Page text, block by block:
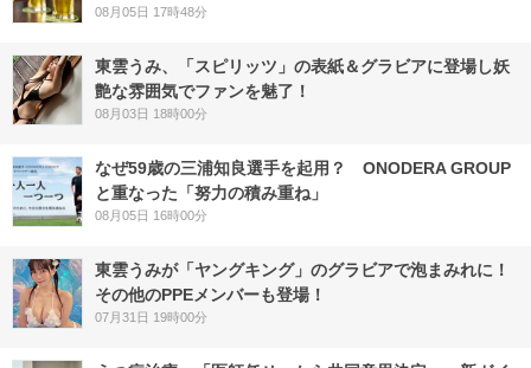
08月05日 17時48分
東雲うみ、「スピリッツ」の表紙＆グラビアに登場し妖
艶な雰囲気でファンを魅了！
08月03日 18時00分
なぜ59歳の三浦知良選手を起用？ ONODERA GROUP
と重なった「努力の積み重ね」
08月05日 16時00分
東雲うみが「ヤングキング」のグラビアで泡まみれに！
その他のPPEメンバーも登場！
07月31日 19時00分